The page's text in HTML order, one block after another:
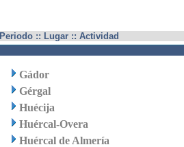
Periodo :: Lugar :: Actividad
Gádor
Gérgal
Huécija
Huércal-Overa
Huércal de Almería